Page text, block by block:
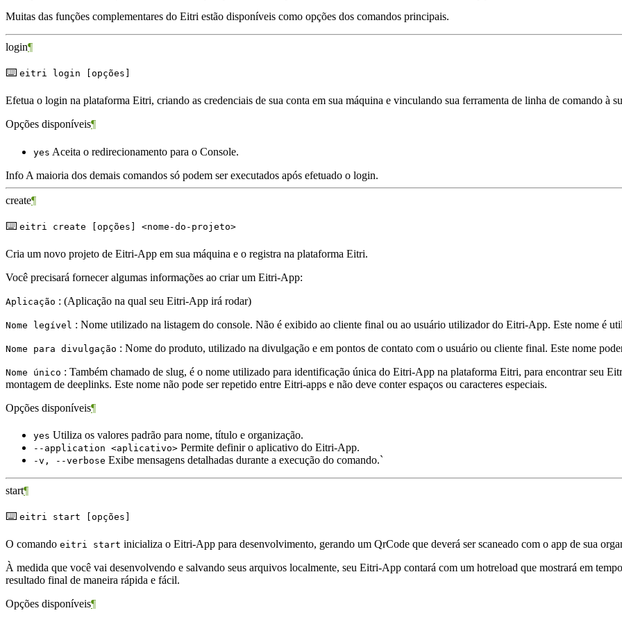
Muitas das funções complementares do Eitri estão disponíveis como opções dos comandos principais.
login¶
⌨️ eitri login [opções]
Efetua o login na plataforma Eitri, criando as credenciais de sua conta em sua máquina e vinculando sua ferramenta de linha de comando à
Opções disponíveis¶
yes Aceita o redirecionamento para o Console.
Info A maioria dos demais comandos só podem ser executados após efetuado o login.
create¶
⌨️ eitri create [opções] <nome-do-projeto>
Cria um novo projeto de Eitri-App em sua máquina e o registra na plataforma Eitri.
Você precisará fornecer algumas informações ao criar um Eitri-App:
Aplicação : (Aplicação na qual seu Eitri-App irá rodar)
Nome legível : Nome utilizado na listagem do console. Não é exibido ao cliente final ou ao usuário utilizador do Eitri-App. Este nome é
Nome para divulgação : Nome do produto, utilizado na divulgação e em pontos de contato com o usuário ou cliente final. Este nome
Nome único : Também chamado de slug, é o nome utilizado para identificação única do Eitri-App na plataforma Eitri, para encontrar seu
montagem de deeplinks. Este nome não pode ser repetido entre Eitri-apps e não deve conter espaços ou caracteres especiais.
Opções disponíveis¶
yes Utiliza os valores padrão para nome, título e organização.
--application <aplicativo> Permite definir o aplicativo do Eitri-App.
-v, --verbose Exibe mensagens detalhadas durante a execução do comando.`
start¶
⌨️ eitri start [opções]
O comando eitri start inicializa o Eitri-App para desenvolvimento, gerando um QrCode que deverá ser scaneado com o app de sua
À medida que você vai desenvolvendo e salvando seus arquivos localmente, seu Eitri-App contará com um hotreload que mostrará em
resultado final de maneira rápida e fácil.
Opções disponíveis¶